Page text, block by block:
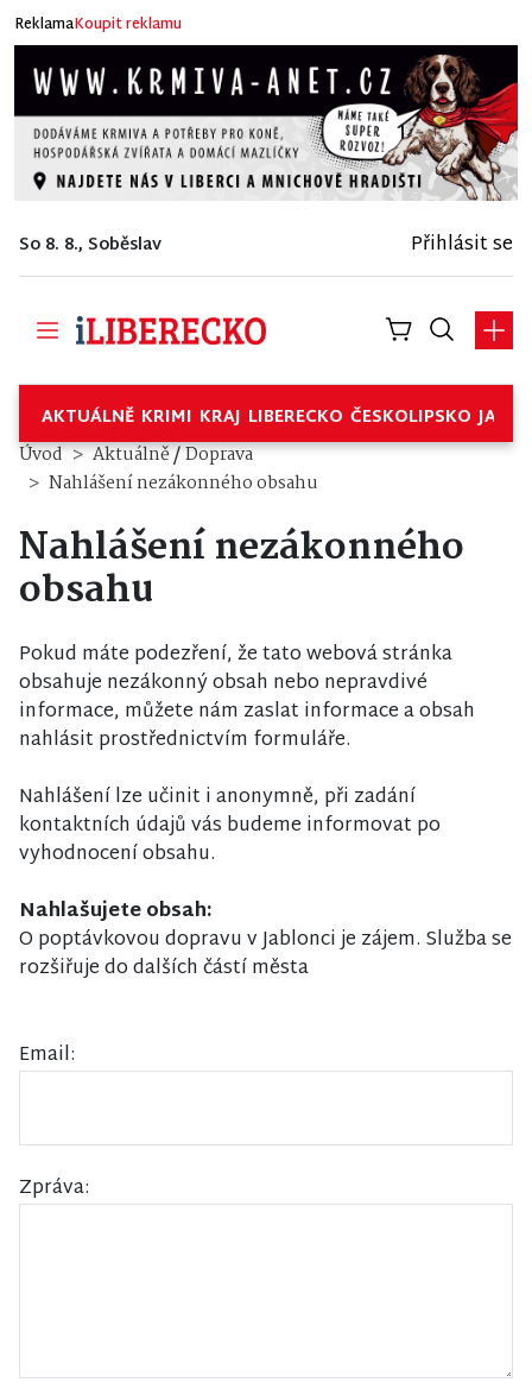
ReklamaKoupit reklamu
So 8. 8., Soběslav Přihlásit se
AKTUÁLNĚ KRIMI KRAJ LIBERECKO ČESKOLIPSKO
Úvod Aktuálně/Doprava
Nahlášení nezákonného obsahu
Nahlášení nezákonného
obsahu
Pokud máte podezření, že tato webová stránka
obsahuje nezákonný obsah nebo nepravdivé
informace, můžete nám zaslat informace a obsah
nahlásit prostřednictvím formuláře.
Nahlášení lze učinit i anonymně, při zadání
kontaktních údajů vás budeme informovat po
vyhodnocení obsahu.
Nahlašujete obsah:
O poptávkovou dopravu v Jablonci je zájem. Služba se
rozšiřuje do dalších částí města
Email:
Zpráva: